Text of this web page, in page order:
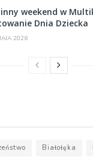
weekend w
Dnia Dziecka
2026
Białołęka